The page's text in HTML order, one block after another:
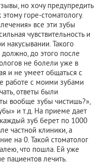
но хочу предупредить
горе-стоматологу.
все эти зубы
чувствительность и
накусывании. Такого
до этого после
не болели уже в
и не умеет общаться с
работе с моими зубами
ответы были
вообще зубы чистишь?»,
и т.д. На приеме дает
зуб берет по 1000
частной клиники, а
на 0. Такой стоматолог
что пошла. Ей уже
пациентов лечить.